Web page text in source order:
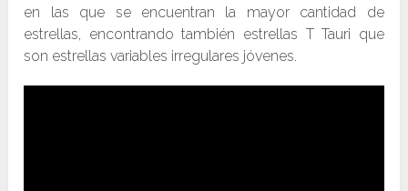
en las que se encuentran la mayor cantidad de
estrellas, encontrando también estrellas T Tauri que
son estrellas variables irregulares jóvenes.